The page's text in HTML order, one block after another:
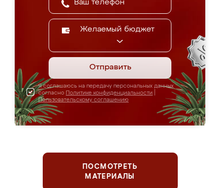
Желаемый бюджет
Отправить
Я соглашаюсь на передачу персональных данных
согласно Политике конфиденциальности
Пользовательскому соглашению
ПОСМОТРЕТЬ
МАТЕРИАЛЫ